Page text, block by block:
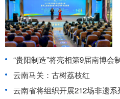
“贵阳制造”将亮相第9届南博会
云南马关：古树荔枝红
云南省将组织开展212场非遗